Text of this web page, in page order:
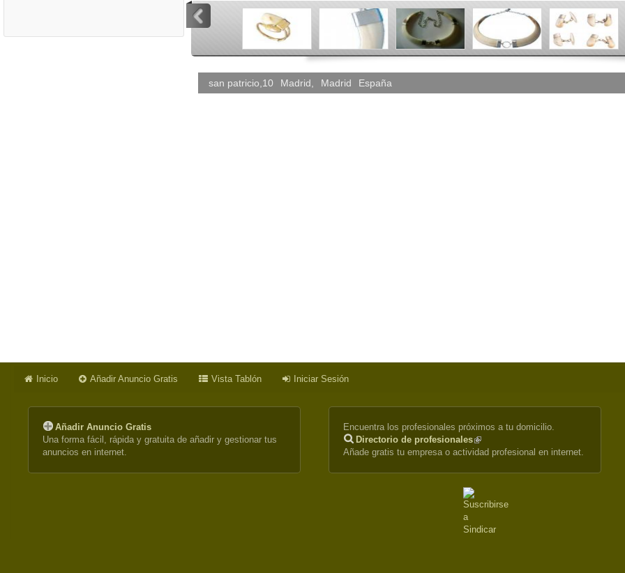
san patricio,10 Madrid Madrid España
Inicio Añadir Anuncio Gratis Vista Tablón Iniciar Sesión
Añadir Anuncio Gratis
Una forma fácil, rápida y gratuita de añadir y gestionar tus
anuncios en internet.
Encuentra los profesionales próximos a tu domicilio.
Directorio de profesionales(link
is
Añade gratis tu empresa o actividad profesional en internet.